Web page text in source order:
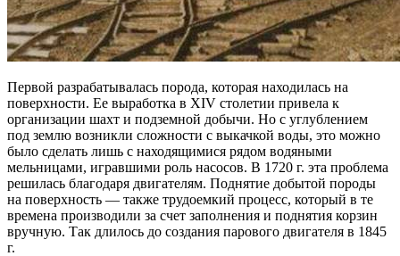
Первой разрабатывалась порода, которая находилась на
поверхности. Ее выработка в XIV столетии привела к
организации шахт и подземной добычи. Но с углублением
под землю возникли сложности с выкачкой воды, это можно
было сделать лишь с находящимися рядом водяными
мельницами, игравшими роль насосов. В 1720 г. эта проблема
решилась благодаря двигателям. Поднятие добытой породы
на поверхность — также трудоемкий процесс, который в те
времена производили за счет заполнения и поднятия корзин
вручную. Так длилось до создания парового двигателя в 1845
г.